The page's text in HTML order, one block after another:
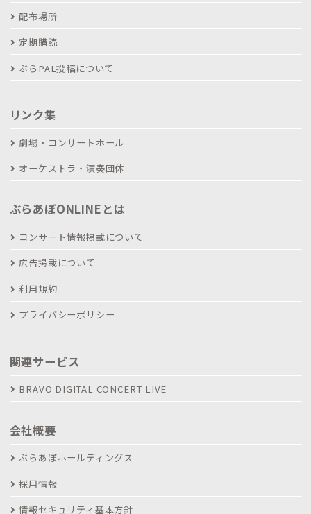
配布場所
定期購読
ぶらPAL投稿について
リンク集
劇場・コンサートホール
オーケストラ・演奏団体
ぶらあぼONLINEとは
コンサート情報掲載について
広告掲載について
利用規約
プライバシーポリシー
関連サービス
BRAVO DIGITAL CONCERT LIVE
会社概要
ぶらあぼホールディングス
採用情報
情報セキュリティ基本方針